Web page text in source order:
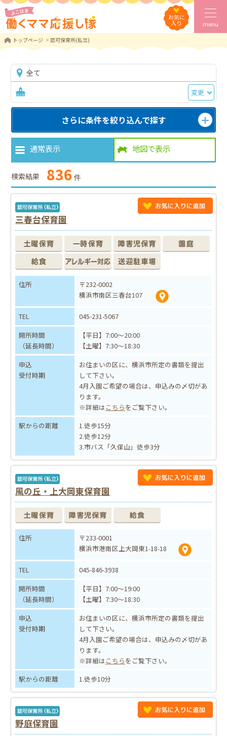
menu
お気に
入り
トップページ 認可保育所(私立)
全て
変更
さらに条件を絞り込んで探す
地図で表示
通常表示
検索結果 836 件
三春台保育園
住所
〒232-0002
横浜市南区三春台107
TEL
045-231-5067
開所時間
（延長時間）
【平日】7:00～20:00
【土曜】7:30～18:30
申込
受付時期
お住まいの区に、横浜市所定の書類を提出
して下さい。
4月入園ご希望の場合は、申込みの〆切があ
ります。
※詳細はこちらをご覧下さい。
駅からの距離
1.徒歩15分
2.徒歩12分
3.市バス「久保山」徒歩3分
風の丘・上大岡東保育園
住所
〒233-0001
横浜市港南区上大岡東1-18-18
TEL
045-846-3938
開所時間
（延長時間）
【平日】7:00～19:00
【土曜】7:30～18:30
申込
受付時期
お住まいの区に、横浜市所定の書類を提出
して下さい。
4月入園ご希望の場合は、申込みの〆切があ
ります。
※詳細はこちらをご覧下さい。
駅からの距離
1.徒歩10分
野庭保育園